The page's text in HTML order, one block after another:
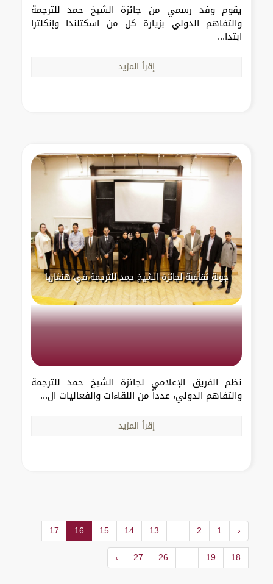
يقوم وفد رسمي من جائزة الشيخ حمد للترجمة
والتفاهم الدولي بزيارة كل من اسكتلندا وإنكلترا
ابتدا...
إقرأ المزيد
جولة ثقافية لجائزة الشيخ حمد للترجمة في هنغاريا
نظم الفريق الإعلامي لجائزة الشيخ حمد للترجمة
والتفاهم الدولي، عدداً من اللقاءات والفعاليات ال...
إقرأ المزيد
‹
1
2
...
13
14
15
16
17
18
19
...
26
27
›